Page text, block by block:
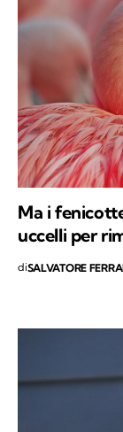
Ma i
uccelli per
diSALVATORE